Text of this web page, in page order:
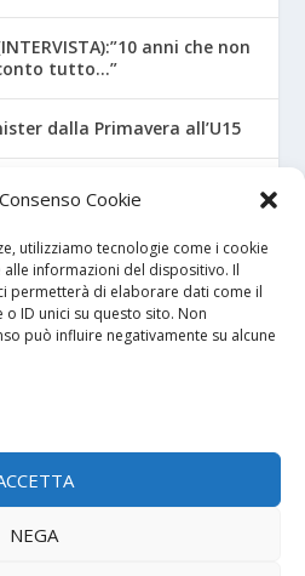
Cookie
utilizziamo tecnologie come i cookie
informazioni del dispositivo. Il
permetterà di elaborare dati come il
ID unici su questo sito. Non
può influire negativamente su alcune
NEGA
anni che non
tutto…”
dalla Primavera all’U15
Under 17, novità sui nuovi